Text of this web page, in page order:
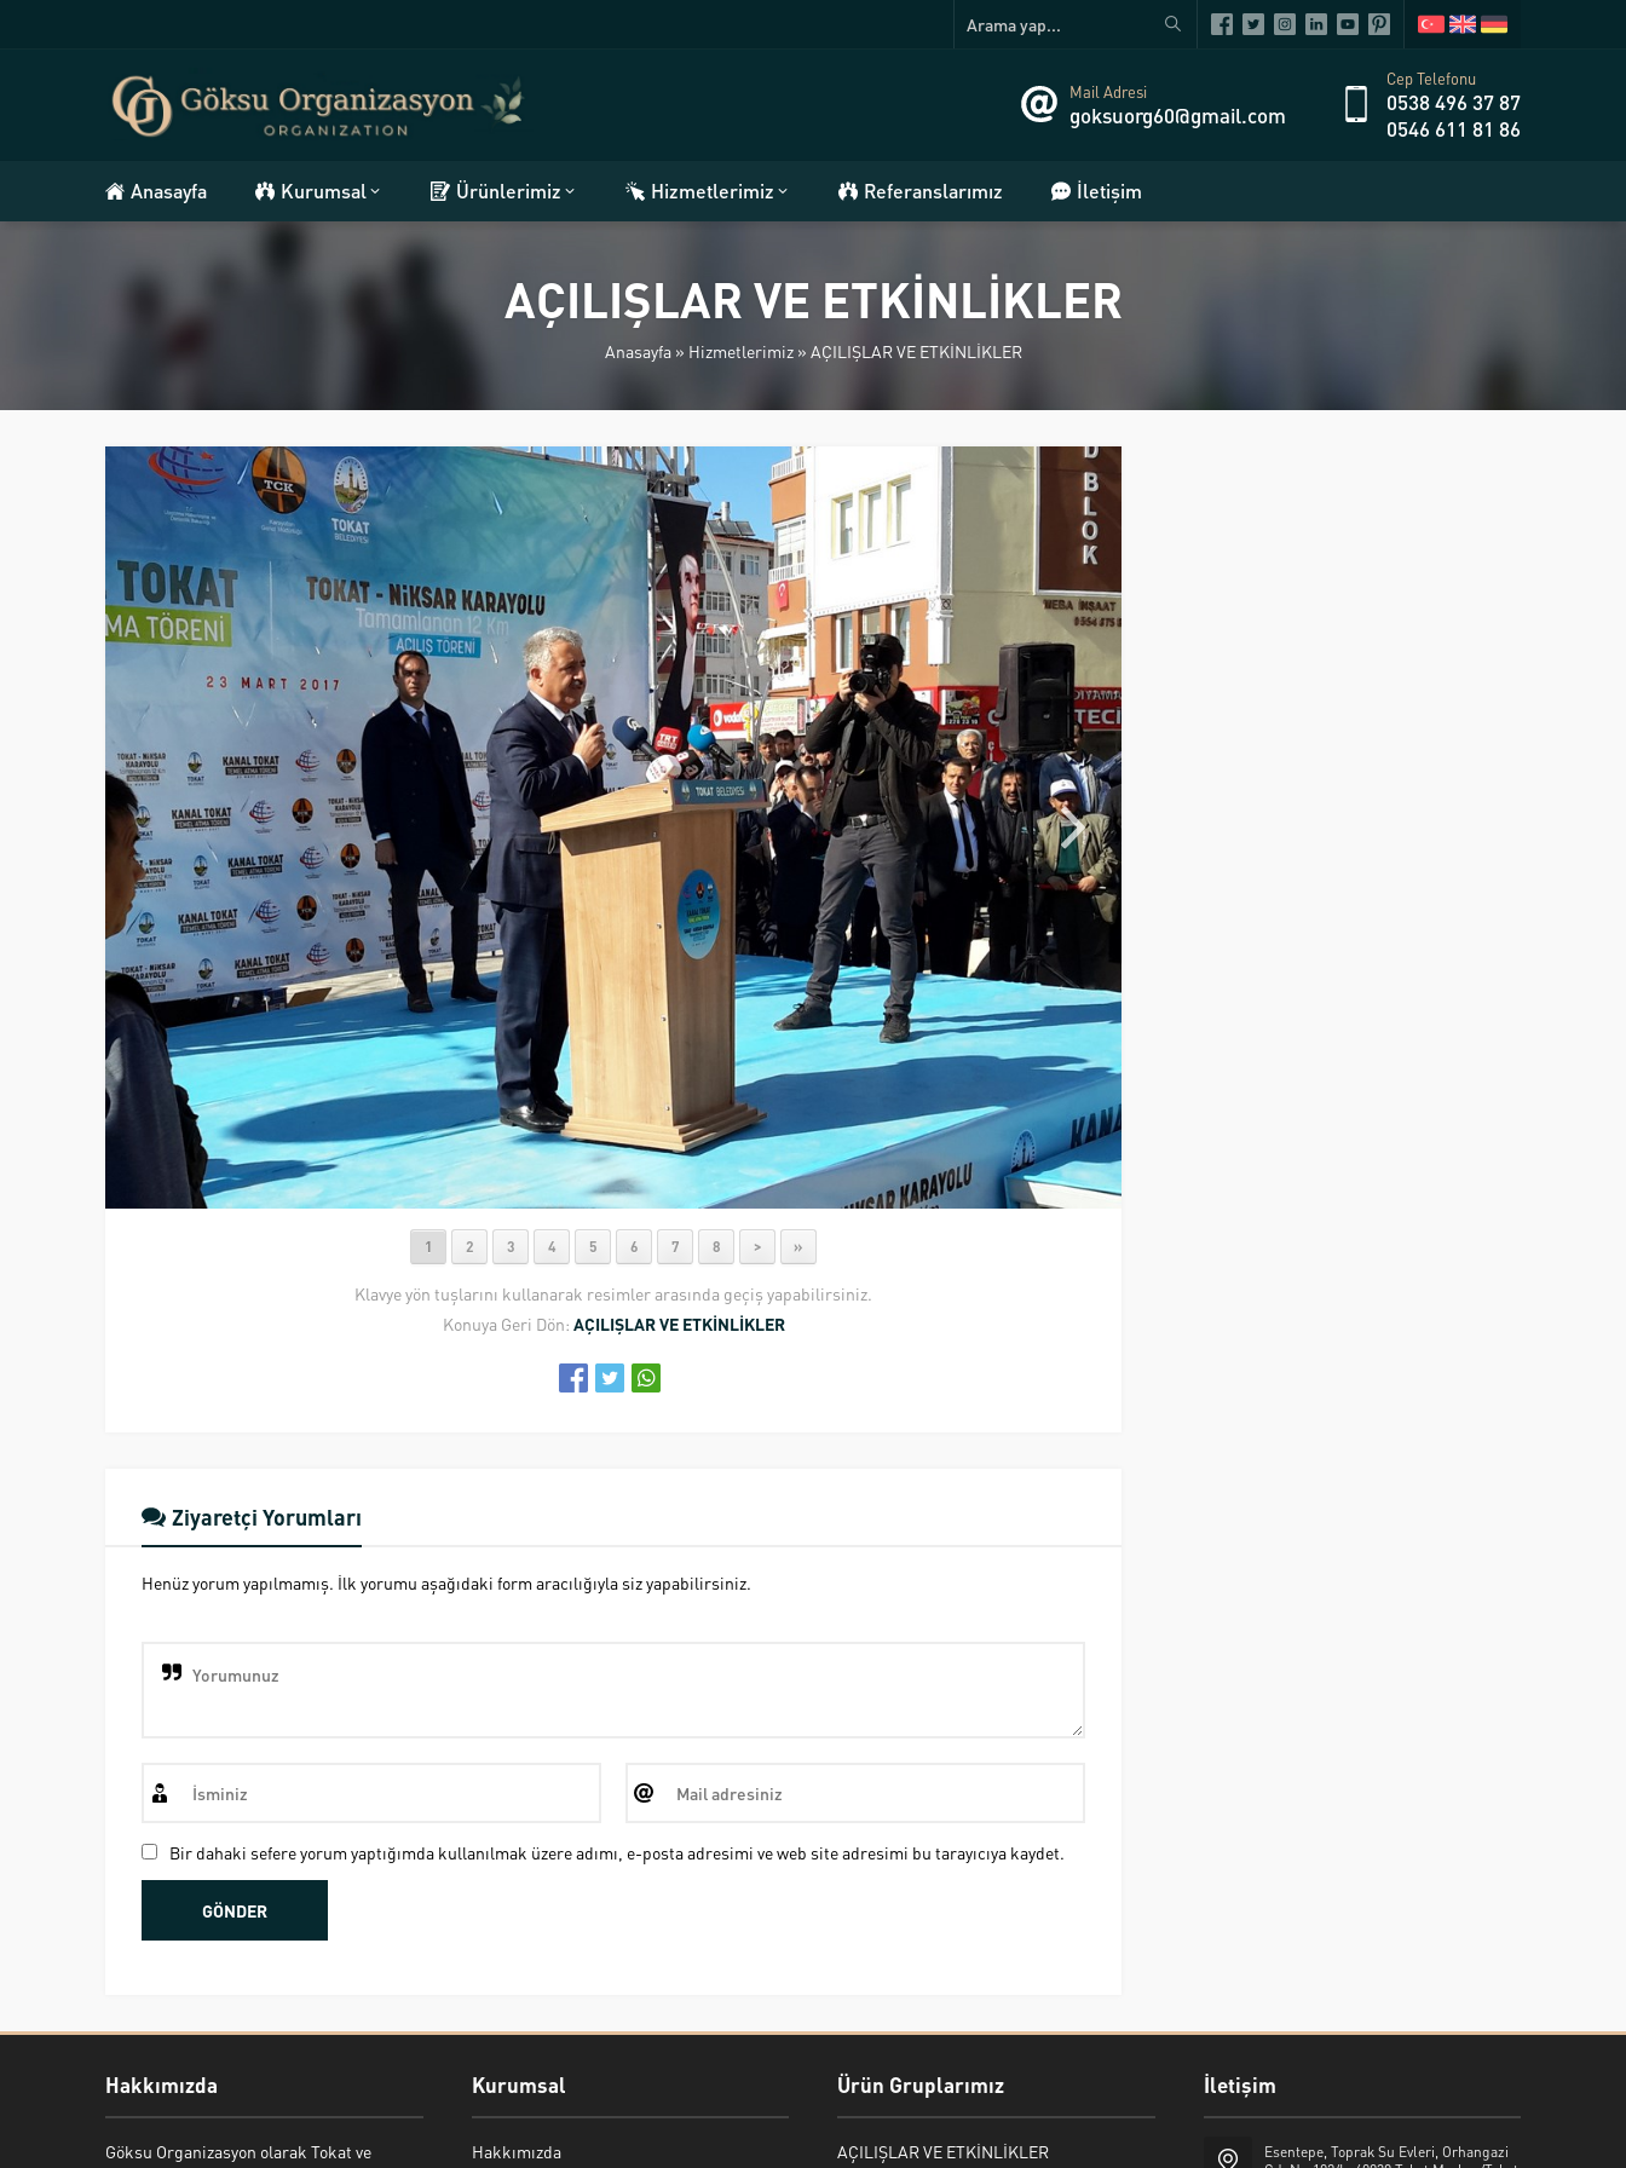
Mail Adresi
goksuorg60@gmail.com
Cep Telefonu
0538 496 37 87
0546 611 81 86
Anasayfa Kurumsal Ürünlerimiz Hizmetlerimiz Referanslarımız İletişim
AÇILIŞLAR VE ETKİNLİKLER
Anasayfa» Hizmetlerimiz» AÇILIŞLAR VE ETKİNLİKLER
1 2 3 4 5 6 7 8 > »
Klavye yön tuşlarını kullanarak resimler arasında geçiş yapabilirsiniz.
Konuya Geri Dön: AÇILIŞLAR VE ETKİNLİKLER
Ziyaretçi Yorumları
Henüz yorum yapılmamış. İlk yorumu aşağıdaki form aracılığıyla siz yapabilirsiniz.
Bir dahaki sefere yorum yaptığımda kullanılmak üzere adımı, e-posta adresimi ve web site adresimi bu tarayıcıya kaydet.
Hakkımızda
Göksu Organizasyon olarak Tokat ve
Kurumsal
Hakkımızda
Ürün Gruplarımız
AÇILIŞLAR VE ETKİNLİKLER
İletişim
Esentepe, Toprak Su Evleri, Orhangazi
Bekir Kiper